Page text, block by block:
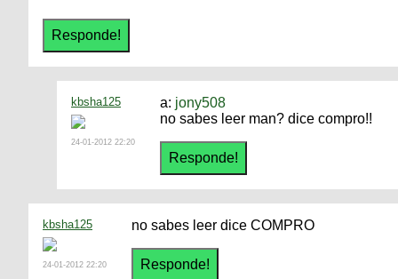
kbsha125
24-01-2012 22:20
a: jony508
no sabes leer man? dice compro!!
kbsha125
24-01-2012 22:20
no sabes leer dice COMPRO